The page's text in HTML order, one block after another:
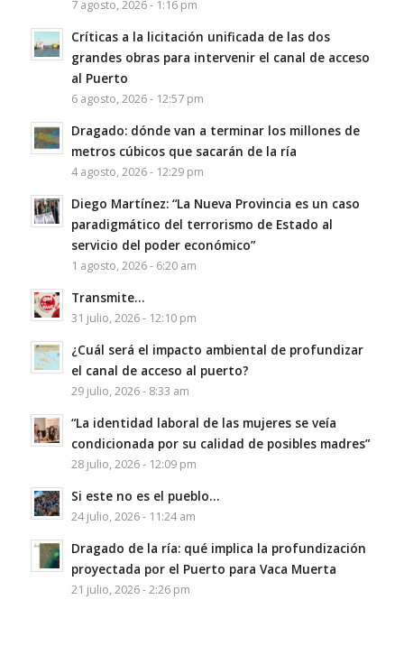
7 agosto, 2026 - 1:16 pm
Críticas a la licitación unificada de las dos
grandes obras para intervenir el canal de acceso
al Puerto
6 agosto, 2026 - 12:57 pm
Dragado: dónde van a terminar los millones de
metros cúbicos que sacarán de la ría
4 agosto, 2026 - 12:29 pm
Diego Martínez: “La Nueva Provincia es un caso
paradigmático del terrorismo de Estado al
servicio del poder económico”
1 agosto, 2026 - 6:20 am
Transmite…
31 julio, 2026 - 12:10 pm
¿Cuál será el impacto ambiental de profundizar
el canal de acceso al puerto?
29 julio, 2026 - 8:33 am
“La identidad laboral de las mujeres se veía
condicionada por su calidad de posibles madres”
28 julio, 2026 - 12:09 pm
Si este no es el pueblo…
24 julio, 2026 - 11:24 am
Dragado de la ría: qué implica la profundización
proyectada por el Puerto para Vaca Muerta
21 julio, 2026 - 2:26 pm